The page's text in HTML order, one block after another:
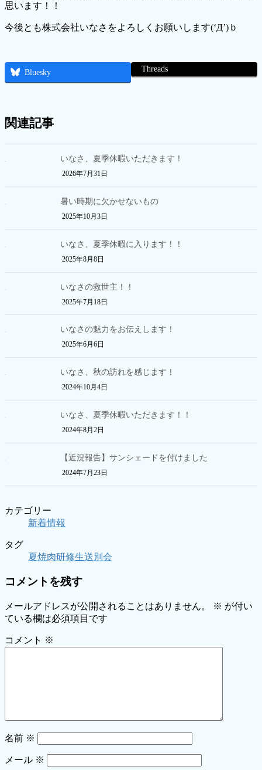
思います！！
今後とも株式会社いなさをよろしくお願いします(‘Д’)ｂ
Bluesky Threads
関連記事
いなさ、夏季休暇いただきます！
2026年7月31日
暑い時期に欠かせないもの
2025年10月3日
いなさ、夏季休暇に入ります！！
2025年8月8日
いなさの救世主！！
2025年7月18日
いなさの魅力をお伝えします！
2025年6月6日
いなさ、秋の訪れを感じます！
2024年10月4日
いなさ、夏季休暇いただきます！！
2024年8月2日
【近況報告】サンシェードを付けました
2024年7月23日
カテゴリー
新着情報
タグ
夏焼肉研修生送別会
コメントを残す
メールアドレスが公開されることはありません。 ※ が付い
ている欄は必須項目です
コメント ※
名前 ※
メール ※